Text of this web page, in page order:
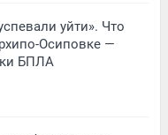
уйти». Что
Осиповке —
БПЛА